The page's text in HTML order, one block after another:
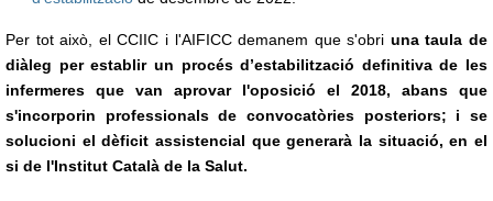
Per tot això, el CCIIC i l'AIFICC demanem que s'obri una taula de
diàleg per establir un procés d’estabilització definitiva de les
infermeres que van aprovar l'oposició el 2018, abans que
s'incorporin professionals de convocatòries posteriors; i se
solucioni el dèficit assistencial que generarà la situació, en el
si de l'Institut Català de la Salut.